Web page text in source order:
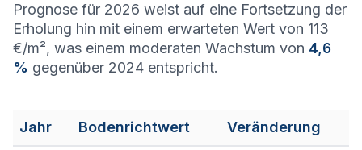
Prognose für 2026 weist auf eine Fortsetzung der
Erholung hin mit einem erwarteten Wert von 113
€/m², was einem moderaten Wachstum von 4,6
% gegenüber 2024 entspricht.
Jahr Bodenrichtwert Veränderung